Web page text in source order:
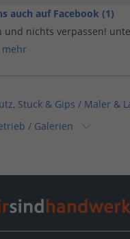
auch auf Facebook (1)
und nichts verpassen!
mehr
Stuck & Gips / Maler &
/ Galerien
/ Galerien
Stuck & Gips / Schmitz